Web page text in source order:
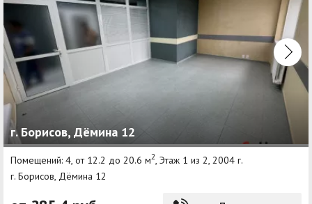
г. Борисов, Дёмина 12
Помещений: 4, от 12.2 до 20.6 м2 , Этаж 1 из 2, 2004 г.
г. Борисов, Дёмина 12